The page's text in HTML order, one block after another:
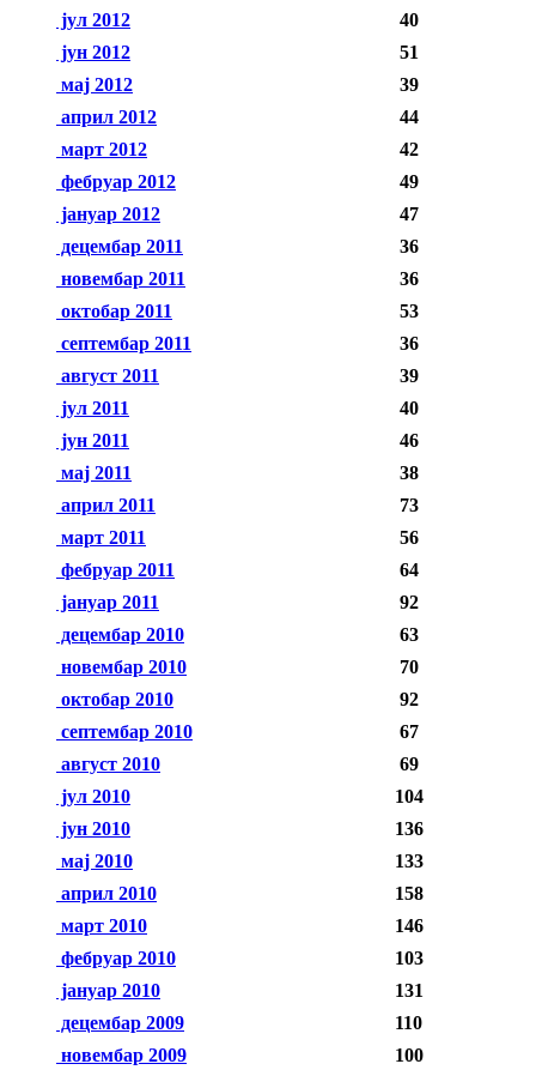
јул 2012
40
јун 2012
51
мај 2012
39
април 2012
44
март 2012
42
фебруар 2012
49
јануар 2012
47
децембар 2011
36
новембар 2011
36
октобар 2011
53
септембар 2011
36
август 2011
39
јул 2011
40
јун 2011
46
мај 2011
38
април 2011
73
март 2011
56
фебруар 2011
64
јануар 2011
92
децембар 2010
63
новембар 2010
70
октобар 2010
92
септембар 2010
67
август 2010
69
јул 2010
104
јун 2010
136
мај 2010
133
април 2010
158
март 2010
146
фебруар 2010
103
јануар 2010
131
децембар 2009
110
новембар 2009
100